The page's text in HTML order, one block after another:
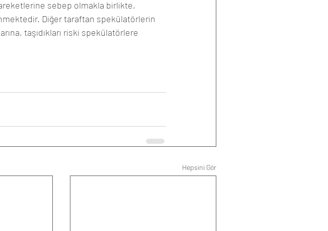
sebep olmakla birlikte,
Diğer taraftan spekülatörlerin
taşıdıkları riski spekülatörlere
Hepsini Gör